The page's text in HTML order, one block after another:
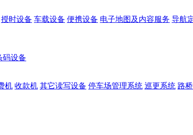
授时设备 车载设备 便携设备 电子地图及内容服务 导航
码设备
机 收款机 其它读写设备 停车场管理系统 巡更系统 路